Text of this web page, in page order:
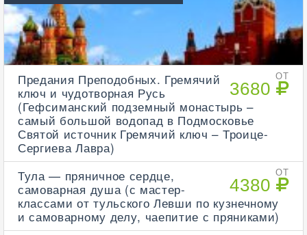
ОТ
3680
Предания Преподобных. Гремячий
ключ и чудотворная Русь
(Гефсиманский подземный монастырь –
самый большой водопад в Подмосковье
Святой источник Гремячий ключ – Троице-
Сергиева Лавра)
ОТ
4380
Тула — пряничное сердце,
самоварная душа (с мастер-
классами от тульского Левши по кузнечному
и самоварному делу, чаепитие с пряниками)